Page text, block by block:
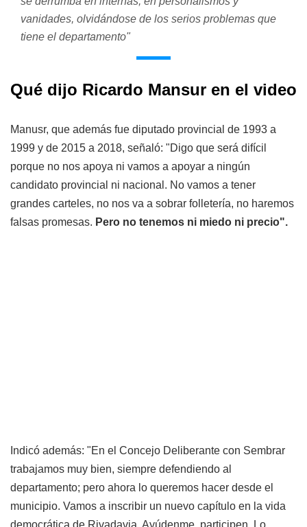
vanidades, olvidándose de los serios problemas que
tiene el departamento"
Qué dijo Ricardo Mansur en el video
Manusr, que además fue diputado provincial de 1993 a
1999 y de 2015 a 2018, señaló: "Digo que será difícil
porque no nos apoya ni vamos a apoyar a ningún
candidato provincial ni nacional. No vamos a tener
grandes carteles, no nos va a sobrar folletería, no haremos
falsas promesas. Pero no tenemos ni miedo ni precio".
Indicó además: "En el Concejo Deliberante con Sembrar
trabajamos muy bien, siempre defendiendo al
departamento; pero ahora lo queremos hacer desde el
municipio. Vamos a inscribir un nuevo capítulo en la vida
democrática de Rivadavia. Ayúdenme, participen. Lo